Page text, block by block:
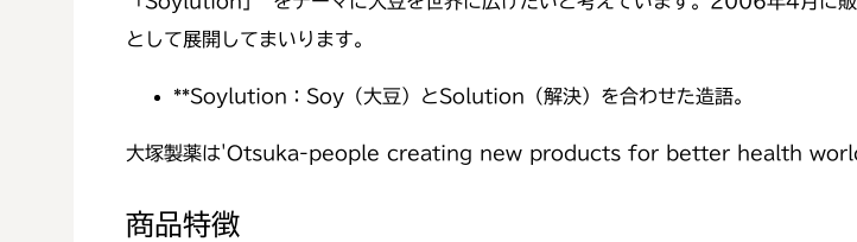
として展開してまいります。
**Soylution：Soy（大豆）とSolution（解決）を合わせた造語。
大塚製薬は'Otsuka-people creating new products for better health
商品特徴